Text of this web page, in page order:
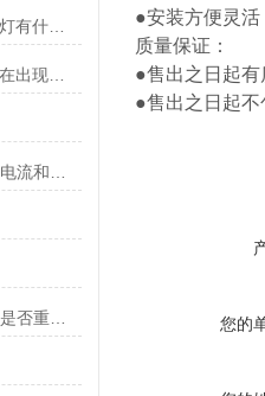
●安装方便灵
质量保证
●售出之日起
●售出之日起
您的